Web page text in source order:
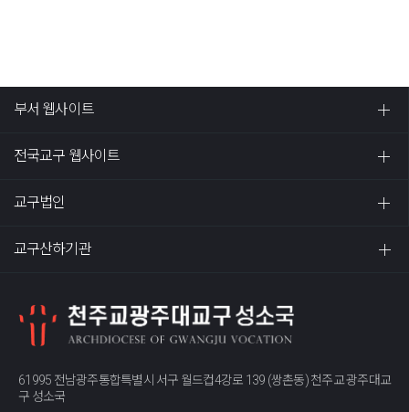
부서 웹사이트
전국교구 웹사이트
교구법인
교구산하기관
61995 전남광주통합특별시 서구 월드컵4강로 139 (쌍촌동) 천주교 광주대교
구 성소국